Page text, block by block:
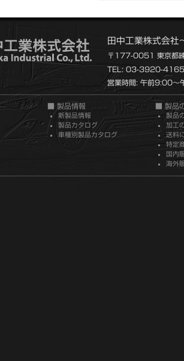
田中工業株式会社
〒177-0051 東京都
TEL: 03-3920-4165
営業時間: 午前9:00～
■ 製品情報
新製品情報
製品カタログ
車種別製品カタログ
■ 製品
製品
加工
送料
特定
国内
海外